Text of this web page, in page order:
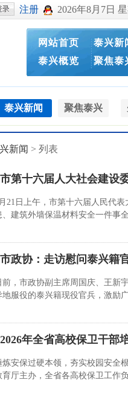
注册 2026年8月7日
网站首页
泰兴概览
泰兴新
聚焦泰
泰兴新闻 聚焦泰兴
新闻 > 列表
市第十六届人大社会建设
21日上午，市第十六届人民代
、建筑外墙保温材料安全一件事
市政协：走访慰问泰兴籍
前，市政协副主席周国庆、王新
地服役的泰兴籍现役官兵，激励
2026年全省高校保卫干部
炼安保过硬本领，夯实校园安全
育厅主办，全省各高校保卫工作